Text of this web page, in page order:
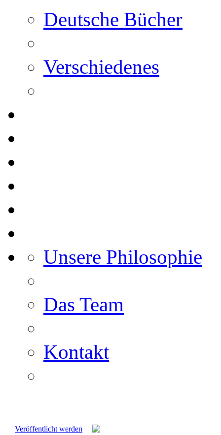
Deutsche Bücher
Verschiedenes
Unsere Philosophie
Das Team
Kontakt
Veröffentlicht werden